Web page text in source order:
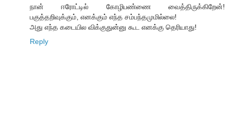
நான் ஈரோட்டில் கோழிபண்ணை வைத்திருக்கிறேன்!
பகுத்தறிவுக்கும், எனக்கும் எந்த சம்பந்தமுமில்லை!
அது எந்த கடையில விக்குதுன்னு கூட எனக்கு தெரியாது!
Reply